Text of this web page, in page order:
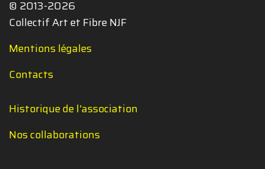
© 2013-2026
Collectif Art et Fibre NJF
Mentions légales
Contacts
Historique de l'association
Nos collaborations